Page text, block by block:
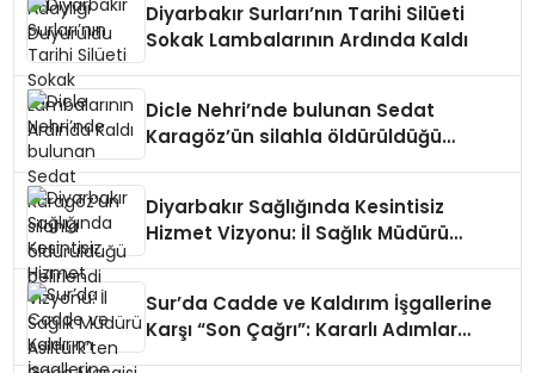
Diyarbakır Surları’nın Tarihi Silüeti
Sokak Lambalarının Ardında Kaldı
Dicle Nehri’nde bulunan Sedat
Karagöz’ün silahla öldürüldüğü
Diyarbakır Sağlığında Kesintisiz
Hizmet Vizyonu: İl Sağlık Müdürü
Sur’da Cadde ve Kaldırım İşgallerine
Karşı “Son Çağrı”: Kararlı Adımlar